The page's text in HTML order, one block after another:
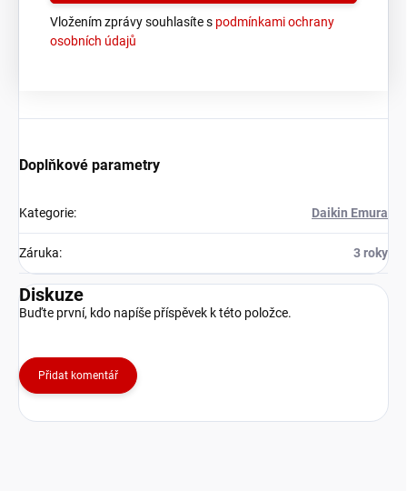
Vložením zprávy souhlasíte s podmínkami ochrany
osobních údajů
Doplňkové parametry
Kategorie: Daikin Emura
Záruka: 3 roky
Diskuze
Buďte první, kdo napíše příspěvek k této položce.
Přidat komentář